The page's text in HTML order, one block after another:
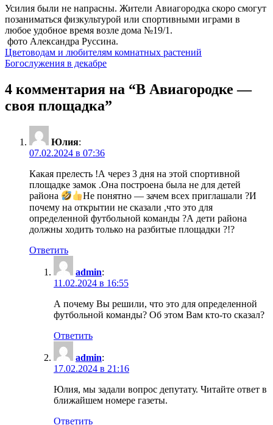
Усилия были не напрасны. Жители Авиагородка скоро смогут
позаниматься физкультурой или спортивными играми в
любое удобное время возле дома №19/1.
фото Александра Руссина.
Навигация
по
записям
Цветоводам и любителям комнатных растений
Богослужения в декабре
4 комментария на “В Авиагородке —
своя площадка”
Юлия:
07.02.2024 в 07:36
Какая прелесть !А через 3 дня на этой спортивной
площадке замок .Она построена была не для детей
района
Не понятно — зачем всех приглашали ?И
почему на открытии не сказали ,что это для
определенной футбольной команды ?А дети района
должны ходить только на разбитые площадки ?!?
Ответить
admin:
11.02.2024 в 16:55
А почему Вы решили, что это для определенной
футбольной команды? Об этом Вам кто-то сказал?
Ответить
admin:
17.02.2024 в 21:16
Юлия, мы задали вопрос депутату. Читайте ответ в
ближайшем номере газеты.
Ответить